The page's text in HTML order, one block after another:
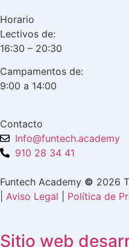
Horario
Lectivos de:
16:30 – 20:30
Campamentos de:
9:00 a 14:00
Contacto
Info@funtech.academy
910 28 34 41
Funtech Academy © 2026
Aviso Legal Política de
Sitio web